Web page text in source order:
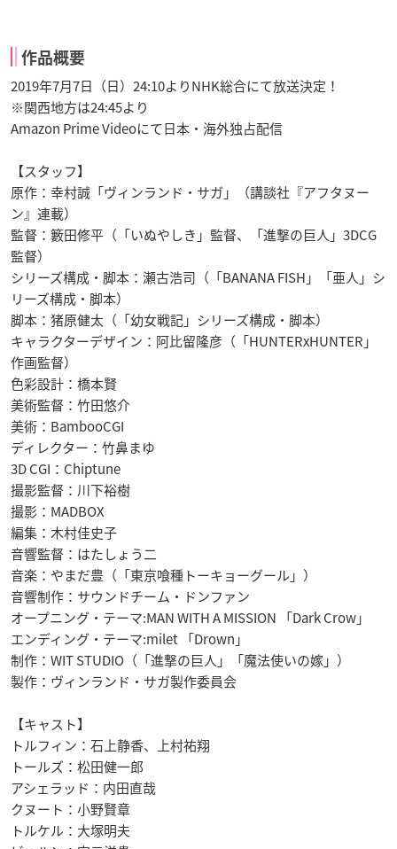
作品概要
2019年7月7日（日）24:10よりNHK総合にて放送決定！
※関西地方は24:45より
Amazon Prime Videoにて日本・海外独占配信
【スタッフ】
原作：幸村誠「ヴィンランド・サガ」（講談社『アフタヌー
ン』連載）
監督：籔田修平（「いぬやしき」監督、「進撃の巨人」3DCG
監督）
シリーズ構成・脚本：瀬古浩司（「BANANA FISH」「亜人」シ
リーズ構成・脚本）
脚本：猪原健太（「幼女戦記」シリーズ構成・脚本）
キャラクターデザイン：阿比留隆彦（「HUNTERxHUNTER」
作画監督）
色彩設計：橋本賢
美術監督：竹田悠介
美術：BambooCGI
ディレクター：竹鼻まゆ
3D CGI：Chiptune
撮影監督：川下裕樹
撮影：MADBOX
編集：木村佳史子
音響監督：はたしょう二
音楽：やまだ豊（「東京喰種トーキョーグール」）
音響制作：サウンドチーム・ドンファン
オープニング・テーマ:MAN WITH A MISSION 「Dark Crow」
エンディング・テーマ:milet 「Drown」
制作：WIT STUDIO（「進撃の巨人」「魔法使いの嫁」）
製作：ヴィンランド・サガ製作委員会
【キャスト】
トルフィン：石上静香、上村祐翔
トールズ：松田健一郎
アシェラッド：内田直哉
クヌート：小野賢章
トルケル：大塚明夫